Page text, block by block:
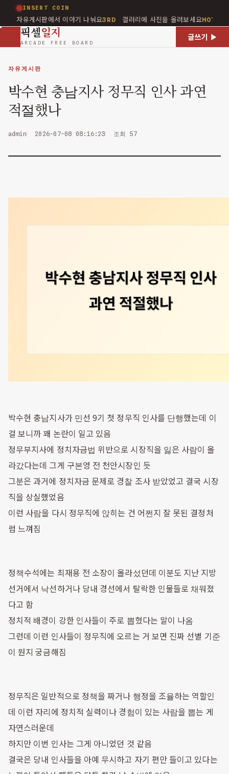
INSERT COIN
자유게시판에서 이야기 나눠요3RD 갤러리에 사진을 올려보세요HOT 질문답
픽셀일지
ARCADE FREE BOARD
글쓰기 ▶
자유게시판
박수현 충남지사 정무직 인사 과연
적절했나
admin 2026-07-08 08:16:23 조회 57
박수현 충남지사가 민선 9기 첫 정무직 인사를 단행했는데 이
걸 보니까 꽤 논란이 일고 있음
정무부지사에 정치자금법 위반으로 시장직을 잃은 사람이 올
라갔다는데 그게 구본영 전 천안시장인 듯
그분은 과거에 정치자금 문제로 경찰 조사 받았었고 결국 시장
직을 상실했었음
이런 사람을 다시 정무직에 앉히는 건 어쩐지 잘 못된 결정처
럼 느껴짐
정책수석에는 최재용 전 소장이 올라섰던데 이분도 지난 지방
선거에서 낙선하거나 당내 경선에서 탈락한 인물들로 채워졌
다고 함
정치적 배경이 강한 인사들이 주로 뽑혔다는 말이 나옴
그런데 이런 인사들이 정무직에 오르는 거 보면 진짜 선별 기준
이 뭔지 궁금해짐
정무직은 일반적으로 정책을 짜거나 행정을 조율하는 역할인
데 이런 자리에 정치적 실력이나 경험이 있는 사람을 뽑는 게
자연스러운데
하지만 이번 인사는 그게 아니었던 것 같음
결국은 당내 인사들을 아예 무시하고 자기 편만 들이고 있다는